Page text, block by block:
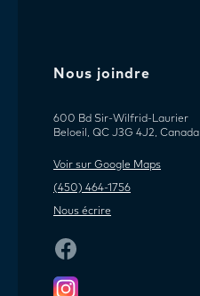
Nous joindre
600 Bd Sir-Wilfrid-Laurier
Beloeil, QC J3G 4J2, Canada
Voir sur Google Maps
(450) 464-1756
Nous écrire